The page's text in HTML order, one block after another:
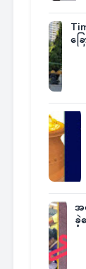
ခ
အ
ခဲ့